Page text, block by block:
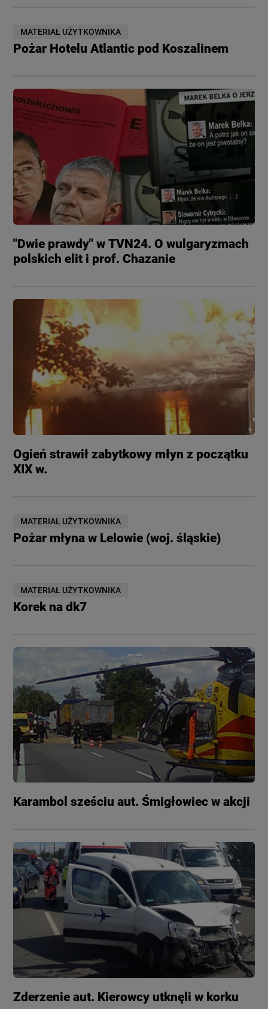
MATERIAŁ UŻYTKOWNIKA
Pożar Hotelu Atlantic pod Koszalinem
"Dwie prawdy" w TVN24. O wulgaryzmach
polskich elit i prof. Chazanie
Ogień strawił zabytkowy młyn z początku
XIX w.
MATERIAŁ UŻYTKOWNIKA
Pożar młyna w Lelowie (woj. śląskie)
MATERIAŁ UŻYTKOWNIKA
Korek na dk7
Karambol sześciu aut. Śmigłowiec w akcji
Zderzenie aut. Kierowcy utknęli w korku